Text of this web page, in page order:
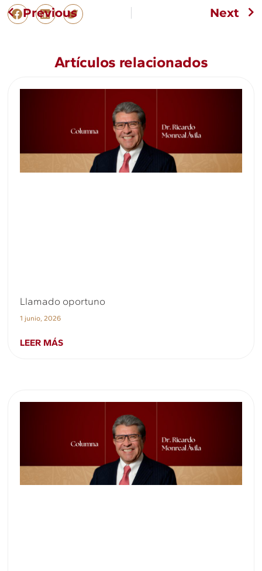
Previous Next
Artículos relacionados
Llamado oportuno
1 junio, 2026
LEER MÁS